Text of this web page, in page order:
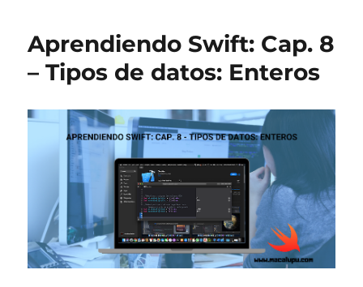
Aprendiendo Swift: Cap. 8
– Tipos de datos: Enteros